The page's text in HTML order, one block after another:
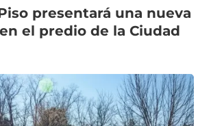
presentará una nueva
el predio de la Ciudad